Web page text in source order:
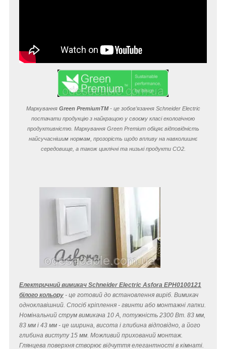
Маркування Green PremiumTM- це зобов’язання Schneider Electric
постачати продукцію з найкращою у своєму класі екологічною
продуктивністю. Маркування Green Premium обіцяє відповідність
найсучаснішим нормам, прозорість щодо впливу на навколишнє
середовище, а також циклічні та низькі продукти CO2.
Електричний вимикач Schneider Electric Asfora EPH0100121
білого кольору - це готовий до встановлення виріб. Вимикач
одноклавішний. Спосіб кріплення - гвинти або монтажні лапки.
Номінальний струм вимикача 10 A, потужність 2300 Вт. 83 мм,
83 мм і 43 мм - це ширина, висота і глибина відповідно, а його
глибина виступу 15 мм. Можливий прихований монтаж.
Глянцева поверхня створює відчуття елегантності в кімнаті.